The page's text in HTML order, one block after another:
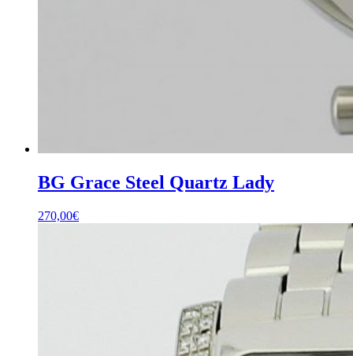
BG Grace Steel Quartz Lady
270,00€